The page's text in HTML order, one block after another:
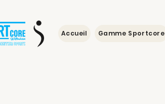
Accueil Gamme Sportcore